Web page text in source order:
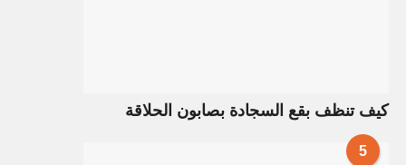
كيف تنظف بقع السجادة بصابون الحلاقة
5